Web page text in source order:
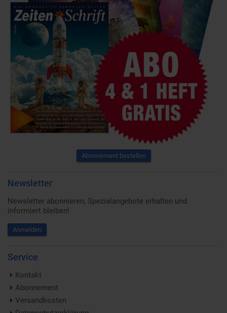
Abonnement bestellen
Newsletter
Newsletter abonnieren, Spezialangebote erhalten und
informiert bleiben!
Anmelden
Service
Kontakt
Abonnement
Versandkosten